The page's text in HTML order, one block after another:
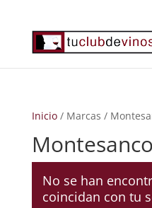
Inicio/ Marcas /
Montesanco
No se han
coincidan con tu